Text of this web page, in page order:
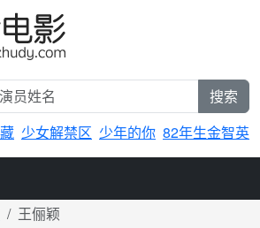
搜索
少女解禁区 少年的你 82年生金智英
王俪颖